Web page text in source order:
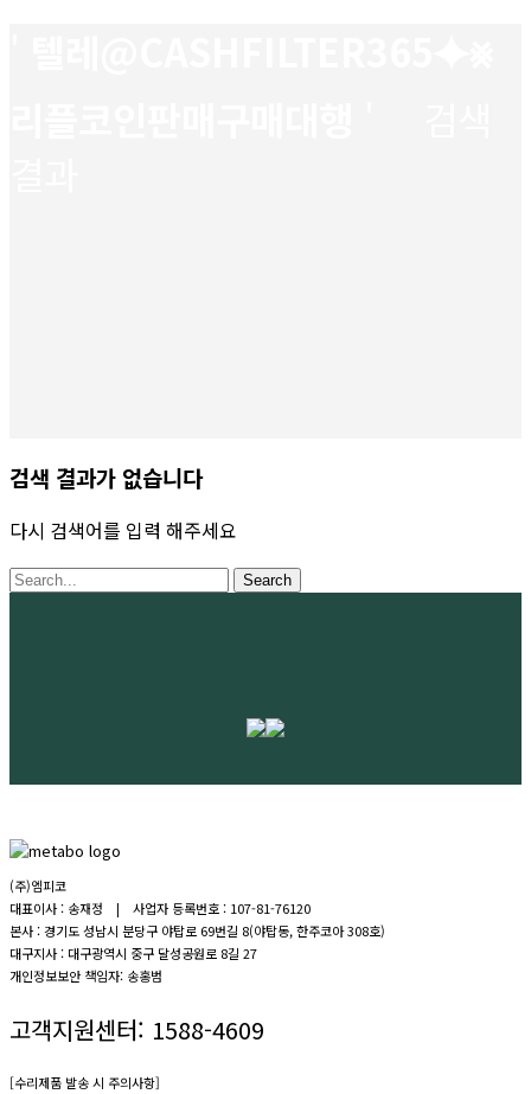
검색 결과가 없습니다
다시 검색어를 입력 해주세요
Search
(주)엠피코
대표이사 : 송재정 | 사업자 등록번호 : 107-81-76120
본사 : 경기도 성남시 분당구 야탑로 69번길 8(야탑동, 한주코아 308호)
대구지사 : 대구광역시 중구 달성공원로 8길 27
개인정보보안 책임자: 송홍범
고객지원센터: 1588-4609
[수리제품 발송 시 주의사항]